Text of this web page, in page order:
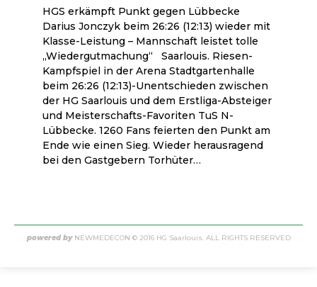
HGS erkämpft Punkt gegen Lübbecke
Darius Jonczyk beim 26:26 (12:13) wieder mit
Klasse-Leistung – Mannschaft leistet tolle
„Wiedergutmachung“ Saarlouis. Riesen-
Kampfspiel in der Arena Stadtgartenhalle
beim 26:26 (12:13)-Unentschieden zwischen
der HG Saarlouis und dem Erstliga-Absteiger
und Meisterschafts-Favoriten TuS N-
Lübbecke. 1260 Fans feierten den Punkt am
Ende wie einen Sieg. Wieder herausragend
bei den Gastgebern Torhüter…
powered by NEWMEDECON © 2016 HG Saarlouis. ALL RIGHTS RESERVED